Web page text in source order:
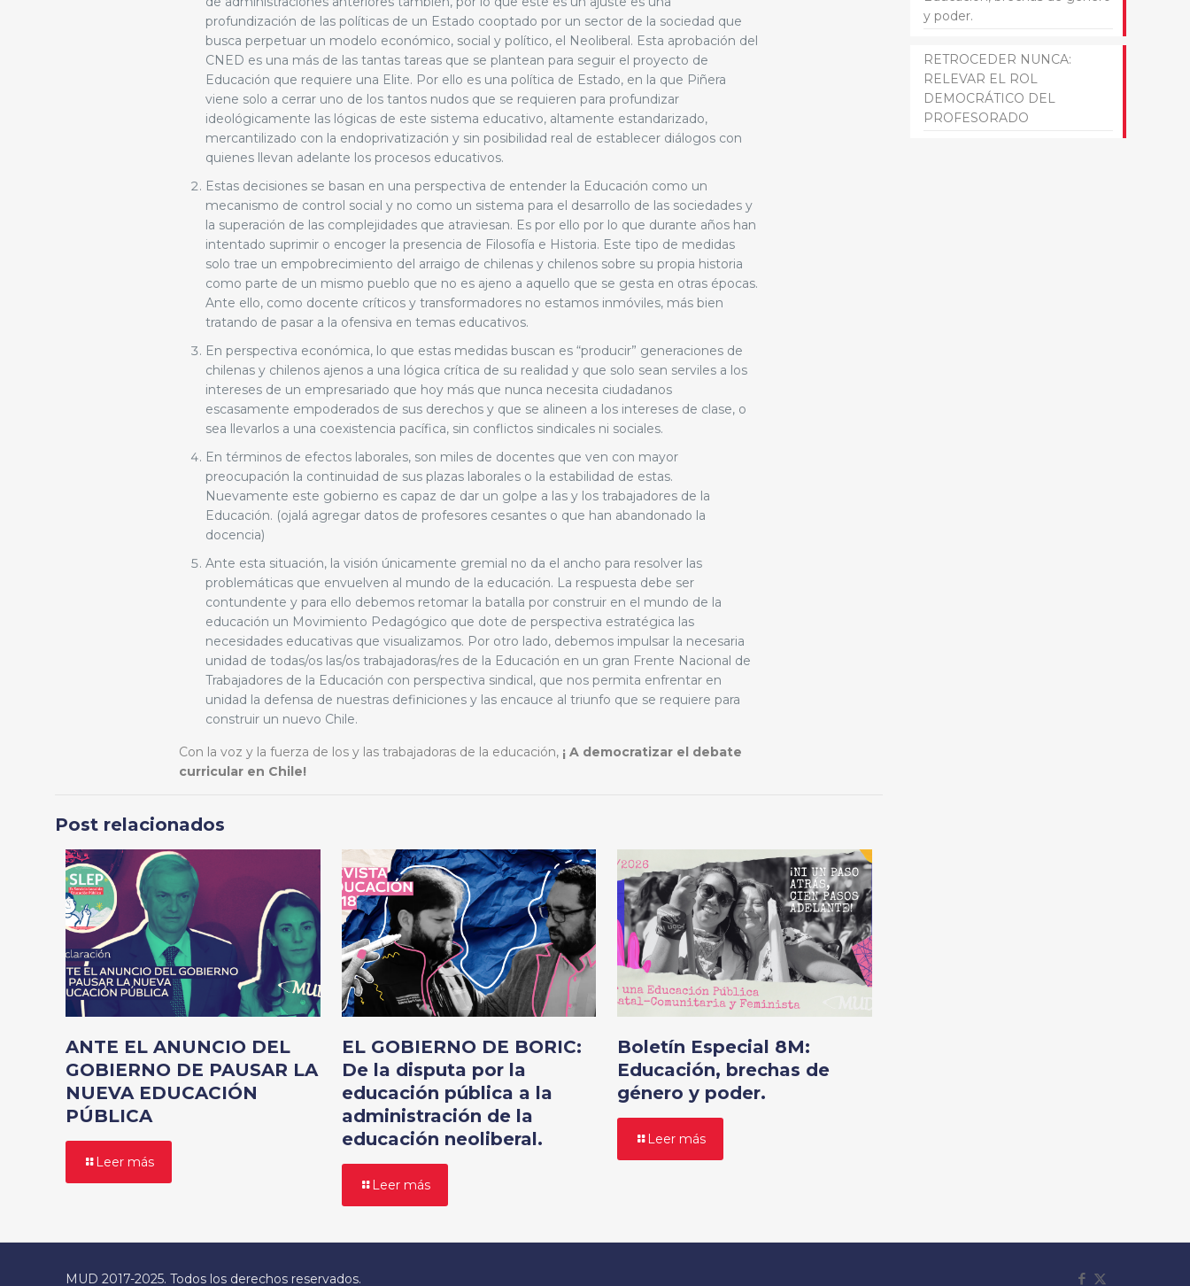
profundización de las políticas de un Estado cooptado por un sector de la sociedad que
busca perpetuar un modelo económico, social y político, el Neoliberal. Esta aprobación del
CNED es una más de las tantas tareas que se plantean para seguir el proyecto de
Educación que requiere una Elite. Por ello es una política de Estado, en la que Piñera
viene solo a cerrar uno de los tantos nudos que se requieren para profundizar
ideológicamente las lógicas de este sistema educativo, altamente estandarizado,
mercantilizado con la endoprivatización y sin posibilidad real de establecer diálogos con
quienes llevan adelante los procesos educativos.
Estas decisiones se basan en una perspectiva de entender la Educación como un
mecanismo de control social y no como un sistema para el desarrollo de las sociedades y
la superación de las complejidades que atraviesan. Es por ello por lo que durante años han
intentado suprimir o encoger la presencia de Filosofía e Historia. Este tipo de medidas
solo trae un empobrecimiento del arraigo de chilenas y chilenos sobre su propia historia
como parte de un mismo pueblo que no es ajeno a aquello que se gesta en otras épocas.
Ante ello, como docente críticos y transformadores no estamos inmóviles, más bien
tratando de pasar a la ofensiva en temas educativos.
En perspectiva económica, lo que estas medidas buscan es “producir” generaciones de
chilenas y chilenos ajenos a una lógica crítica de su realidad y que solo sean serviles a los
intereses de un empresariado que hoy más que nunca necesita ciudadanos
escasamente empoderados de sus derechos y que se alineen a los intereses de clase, o
sea llevarlos a una coexistencia pacífica, sin conflictos sindicales ni sociales.
En términos de efectos laborales, son miles de docentes que ven con mayor
preocupación la continuidad de sus plazas laborales o la estabilidad de estas.
Nuevamente este gobierno es capaz de dar un golpe a las y los trabajadores de la
Educación. (ojalá agregar datos de profesores cesantes o que han abandonado la
docencia)
Ante esta situación, la visión únicamente gremial no da el ancho para resolver las
problemáticas que envuelven al mundo de la educación. La respuesta debe ser
contundente y para ello debemos retomar la batalla por construir en el mundo de la
educación un Movimiento Pedagógico que dote de perspectiva estratégica las
necesidades educativas que visualizamos. Por otro lado, debemos impulsar la necesaria
unidad de todas/os las/os trabajadoras/res de la Educación en un gran Frente Nacional de
Trabajadores de la Educación con perspectiva sindical, que nos permita enfrentar en
unidad la defensa de nuestras definiciones y las encauce al triunfo que se requiere para
construir un nuevo Chile.
Con la voz y la fuerza de los y las trabajadoras de la educación, ¡ A democratizar el debate
curricular en Chile!
Post relacionados
ANTE EL ANUNCIO DEL
GOBIERNO DE PAUSAR LA
NUEVA EDUCACIÓN
PÚBLICA
Leer más
EL GOBIERNO DE BORIC:
De la disputa por la
educación pública a la
administración de la
educación neoliberal.
Leer más
Boletín Especial 8M:
Educación, brechas de
género y poder.
Leer más
y poder.
RETROCEDER NUNCA:
RELEVAR EL ROL
DEMOCRÁTICO DEL
PROFESORADO
MUD 2017-2025. Todos los derechos reservados.